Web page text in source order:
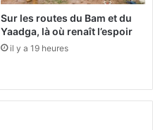
Sur les routes du Bam et du
Yaadga, là où renaît l’espoir
il y a 19 heures